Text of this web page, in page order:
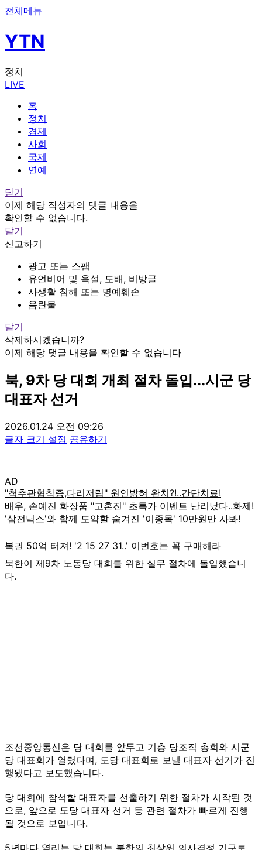
전체메뉴
YTN
정치
LIVE
홈
정치
경제
사회
국제
연예
닫기
이제 해당 작성자의 댓글 내용을
확인할 수 없습니다.
닫기
신고하기
광고 또는 스팸
유언비어 및 욕설, 도배, 비방글
사생활 침해 또는 명예훼손
음란물
닫기
삭제하시겠습니까?
이제 해당 댓글 내용을 확인할 수 없습니다
북, 9차 당 대회 개최 절차 돌입...시군 당
대표자 선거
2026.01.24 오전 09:26
글자 크기 설정 공유하기
AD
북한이 제9차 노동당 대회를 위한 실무 절차에 돌입했습니
다.
조선중앙통신은 당 대회를 앞두고 기층 당조직 총회와 시군
당 대표회가 열렸다며, 도당 대표회로 보낼 대표자 선거가 진
행됐다고 보도했습니다.
당 대회에 참석할 대표자를 선출하기 위한 절차가 시작된 것
으로, 앞으로 도당 대표자 선거 등 관련 절차가 빠르게 진행
될 것으로 보입니다.
5년마다 열리는 당 대회는 북한의 최상위 의사결정 기구로,